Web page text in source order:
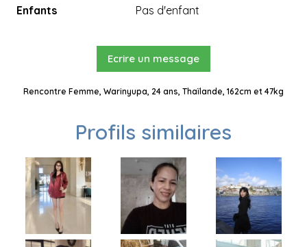
Enfants
Pas d'enfant
Ecrire un message
Rencontre Femme, Warinyupa, 24 ans, Thaïlande, 162cm et 47kg
Profils similaires